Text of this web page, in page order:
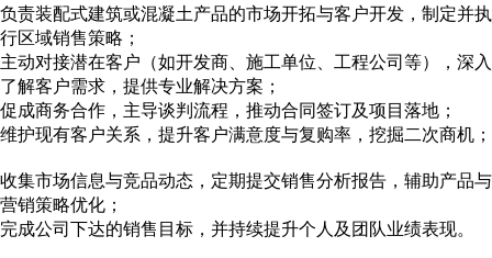
负责装配式建筑或混凝土产品的市场开拓与客户开发，制定并执
行区域销售策略；
主动对接潜在客户（如开发商、施工单位、工程公司等），深入
了解客户需求，提供专业解决方案；
促成商务合作，主导谈判流程，推动合同签订及项目落地；
维护现有客户关系，提升客户满意度与复购率，挖掘二次商机；
收集市场信息与竞品动态，定期提交销售分析报告，辅助产品与
营销策略优化；
完成公司下达的销售目标，并持续提升个人及团队业绩表现。